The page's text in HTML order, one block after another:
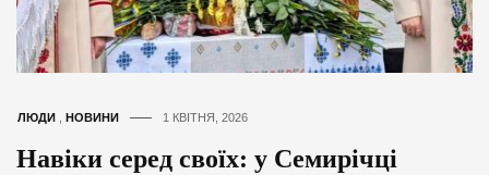
ЛЮДИ НОВИНИ 1 КВІТНЯ, 2026
Навіки серед своїх: у Семирічці